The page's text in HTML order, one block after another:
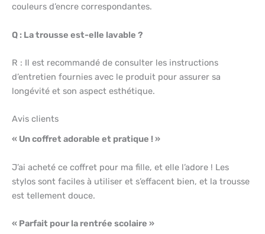
couleurs d’encre correspondantes.
Q : La trousse est-elle lavable ?
R : Il est recommandé de consulter les instructions
d’entretien fournies avec le produit pour assurer sa
longévité et son aspect esthétique.
Avis clients
« Un coffret adorable et pratique ! »
J’ai acheté ce coffret pour ma fille, et elle l’adore ! Les
stylos sont faciles à utiliser et s’effacent bien, et la trousse
est tellement douce.
« Parfait pour la rentrée scolaire »